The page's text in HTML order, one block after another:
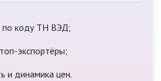
по коду ТН ВЭД;
экспортёры;
и динамика цен.